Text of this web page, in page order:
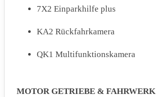
7X2 Einparkhilfe plus
KA2 Rückfahrkamera
QK1 Multifunktionskamera
MOTOR GETRIEBE & FAHRWERK